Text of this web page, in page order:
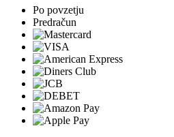
Po povzetju
Predračun